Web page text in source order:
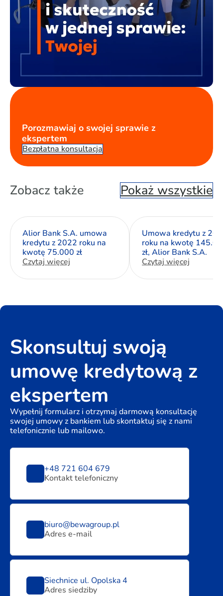
Porozmawiaj o swojej sprawie z
ekspertem
Bezpłatna konsultacja
Zobacz także Pokaż wszystkie
Alior Bank S.A. umowa
kredytu z 2022 roku na
kwotę 75.000 zł
Czytaj więcej
Umowa kredytu z
roku na kwotę
zł, Alior Bank S.A.
Czytaj więcej
Skonsultuj swoją
umowę kredytową z
ekspertem
Wypełnij formularz i otrzymaj darmową konsultację
swojej umowy z bankiem lub skontaktuj się z nami
telefonicznie lub mailowo.
+48 721 604 679
Kontakt telefoniczny
biuro@bewagroup.pl
Adres e-mail
Siechnice ul. Opolska 4
Adres siedziby